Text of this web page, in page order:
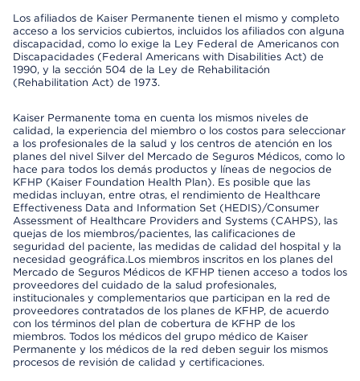
Los afiliados de Kaiser Permanente tienen el mismo y completo
acceso a los servicios cubiertos, incluidos los afiliados con alguna
discapacidad, como lo exige la Ley Federal de Americanos con
Discapacidades (Federal Americans with Disabilities Act) de
1990, y la sección 504 de la Ley de Rehabilitación
(Rehabilitation Act) de 1973.
Kaiser Permanente toma en cuenta los mismos niveles de
calidad, la experiencia del miembro o los costos para seleccionar
a los profesionales de la salud y los centros de atención en los
planes del nivel Silver del Mercado de Seguros Médicos, como lo
hace para todos los demás productos y líneas de negocios de
KFHP (Kaiser Foundation Health Plan). Es posible que las
medidas incluyan, entre otras, el rendimiento de Healthcare
Effectiveness Data and Information Set (HEDIS)/Consumer
Assessment of Healthcare Providers and Systems (CAHPS), las
quejas de los miembros/pacientes, las calificaciones de
seguridad del paciente, las medidas de calidad del hospital y la
necesidad geográfica.Los miembros inscritos en los planes del
Mercado de Seguros Médicos de KFHP tienen acceso a todos los
proveedores del cuidado de la salud profesionales,
institucionales y complementarios que participan en la red de
proveedores contratados de los planes de KFHP, de acuerdo
con los términos del plan de cobertura de KFHP de los
miembros. Todos los médicos del grupo médico de Kaiser
Permanente y los médicos de la red deben seguir los mismos
procesos de revisión de calidad y certificaciones.